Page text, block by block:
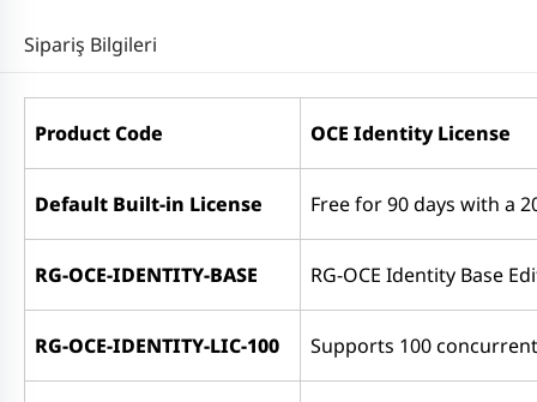
Sipariş Bilgileri
Product Code OCE IdentityLicense
Default Built-in License Free for 90 days with a
RG-OCE-IDENTITY-BASE RG-OCE Identity Base
RG-OCE-IDENTITY-LIC-100 Supports 100